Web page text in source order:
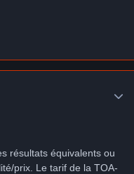
résultats équivalents ou
prix. Le tarif de la TOA-